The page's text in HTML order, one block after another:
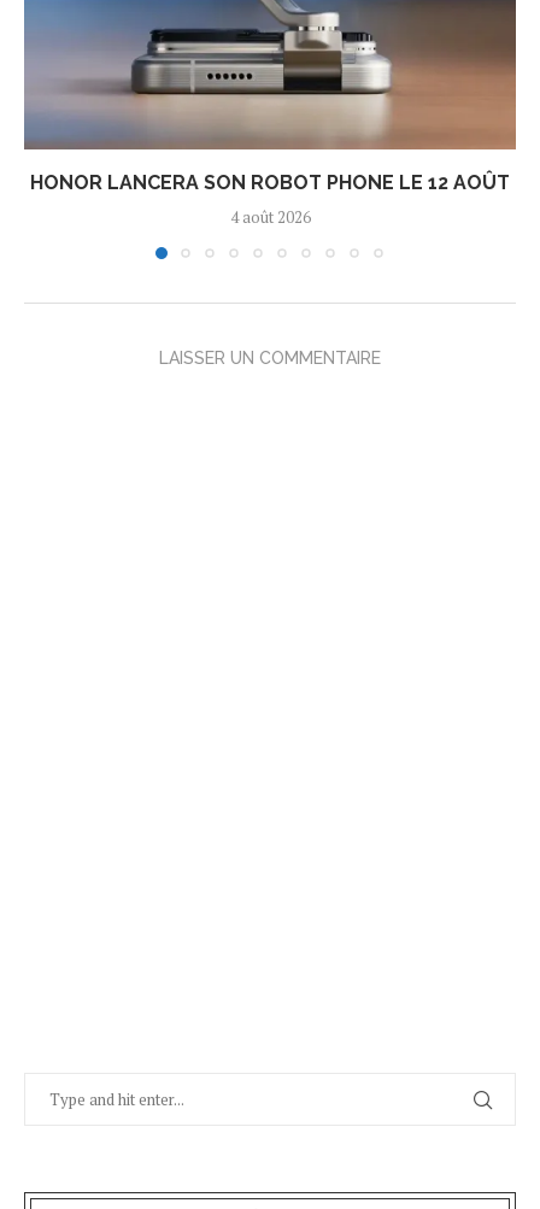
HONOR LANCERA SON ROBOT PHONE LE 12 AOÛT
4 août 2026
LAISSER UN COMMENTAIRE